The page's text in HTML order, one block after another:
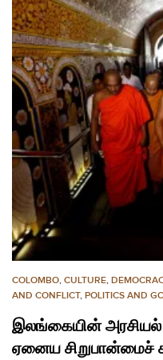
COLOMBO, CULTURE,
AND CONFLICT, POLITICS AND
இலங்கையின் அரசியல்
ஏனைய சிறுபான்மைச்